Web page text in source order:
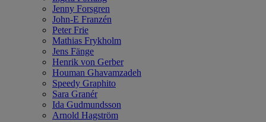
Jenny Forsgren
John-E Franzén
Peter Frie
Mathias Frykholm
Jens Fänge
Henrik von Gerber
Houman Ghavamzadeh
Speedy Graphito
Sara Granér
Ida Gudmundsson
Arnold Hagström